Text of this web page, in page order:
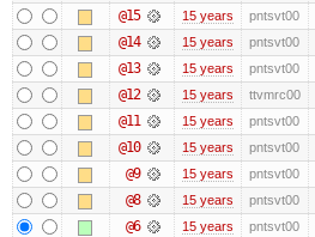
@15 15 years pntsvt00
@14 15 years pntsvt00
@13 15 years pntsvt00
@12 15 years ttvmrc00
@11 15 years pntsvt00
@10 15 years pntsvt00
@9 15 years pntsvt00
@8 15 years pntsvt00
@6 15 years pntsvt00